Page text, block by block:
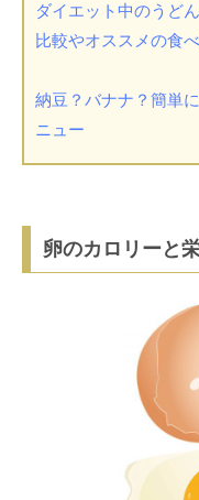
ダイエット中のうど
比較やオススメの食
納豆？バナナ？簡単
ニュー
卵のカロリーと